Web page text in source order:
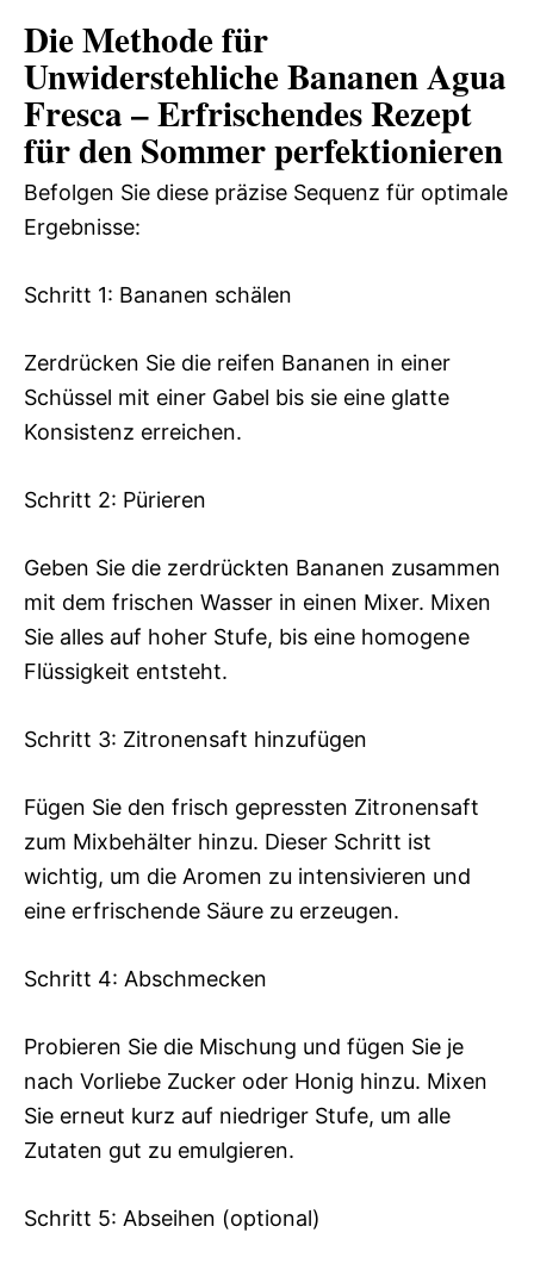
Die Methode für
Unwiderstehliche Bananen Agua
Fresca – Erfrischendes Rezept
für den Sommer perfektionieren
Befolgen Sie diese präzise Sequenz für optimale
Ergebnisse:
Schritt 1: Bananen schälen
Zerdrücken Sie die reifen Bananen in einer
Schüssel mit einer Gabel bis sie eine glatte
Konsistenz erreichen.
Schritt 2: Pürieren
Geben Sie die zerdrückten Bananen zusammen
mit dem frischen Wasser in einen Mixer. Mixen
Sie alles auf hoher Stufe, bis eine homogene
Flüssigkeit entsteht.
Schritt 3: Zitronensaft hinzufügen
Fügen Sie den frisch gepressten Zitronensaft
zum Mixbehälter hinzu. Dieser Schritt ist
wichtig, um die Aromen zu intensivieren und
eine erfrischende Säure zu erzeugen.
Schritt 4: Abschmecken
Probieren Sie die Mischung und fügen Sie je
nach Vorliebe Zucker oder Honig hinzu. Mixen
Sie erneut kurz auf niedriger Stufe, um alle
Zutaten gut zu emulgieren.
Schritt 5: Abseihen (optional)